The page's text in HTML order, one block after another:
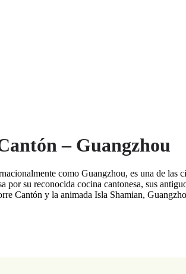
– Guangzhou
como Guangzhou, es una de
por su reconocida cocina cantonesa, sus
Cantón y la animada Isla Shamian,